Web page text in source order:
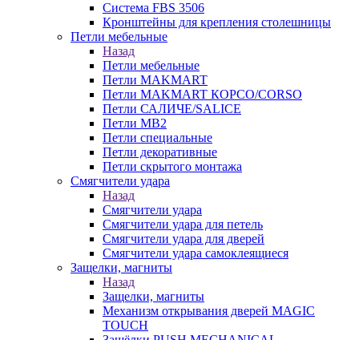
Система FBS 3506
Кронштейны для крепления столешницы
Петли мебельные
Назад
Петли мебельные
Петли MAKMART
Петли MAKMART КОРСО/CORSO
Петли САЛИЧЕ/SALICE
Петли MB2
Петли специальные
Петли декоративные
Петли скрытого монтажа
Смягчители удара
Назад
Смягчители удара
Смягчители удара для петель
Смягчители удара для дверей
Cмягчители удара самоклеящиеся
Защелки, магниты
Назад
Защелки, магниты
Механизм открывания дверей MAGIC
TOUCH